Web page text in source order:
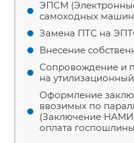
ЭПСМ
самоходных
Замена ПТС на
Внесение
Сопровождение и
на
Оформление
ввозимых по
(Заключение
оплата